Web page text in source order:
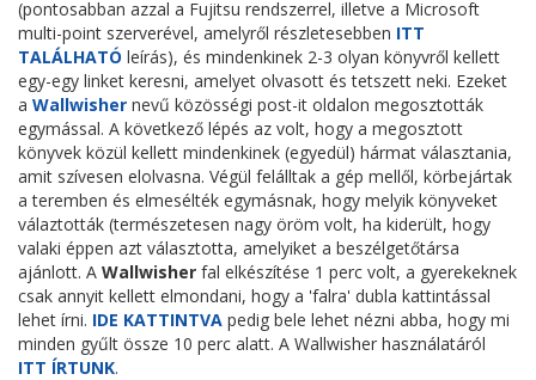
(pontosabban azzal a Fujitsu rendszerrel, illetve a Microsoft
multi-point szerverével, amelyről részletesebben ITT
TALÁLHATÓ leírás), és mindenkinek 2-3 olyan könyvről kellett
egy-egy linket keresni, amelyet olvasott és tetszett neki. Ezeket
a Wallwisher nevű közösségi post-it oldalon megosztották
egymással. A következő lépés az volt, hogy a megosztott
könyvek közül kellett mindenkinek (egyedül) hármat választania,
amit szívesen elolvasna. Végül felálltak a gép mellől, körbejártak
a teremben és elmesélték egymásnak, hogy melyik könyveket
válaztották (természetesen nagy öröm volt, ha kiderült, hogy
valaki éppen azt választotta, amelyiket a beszélgetőtársa
ajánlott. A Wallwisher fal elkészítése 1 perc volt, a gyerekeknek
csak annyit kellett elmondani, hogy a 'falra' dubla kattintással
lehet írni. IDE KATTINTVA pedig bele lehet nézni abba, hogy mi
minden gyűlt össze 10 perc alatt. A Wallwisher használatáról
ITT ÍRTUNK.